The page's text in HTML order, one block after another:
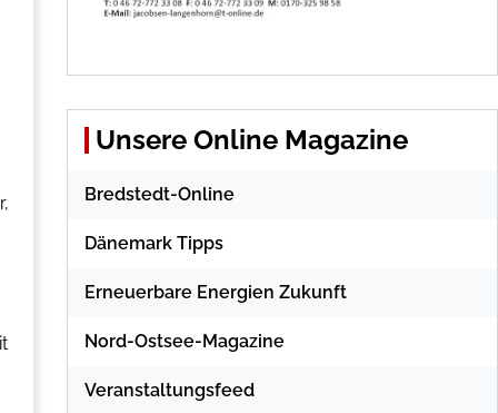
Unsere Online Magazine
Bredstedt-Online
Dänemark Tipps
Erneuerbare Energien Zukunft
Nord-Ostsee-Magazine
Veranstaltungsfeed